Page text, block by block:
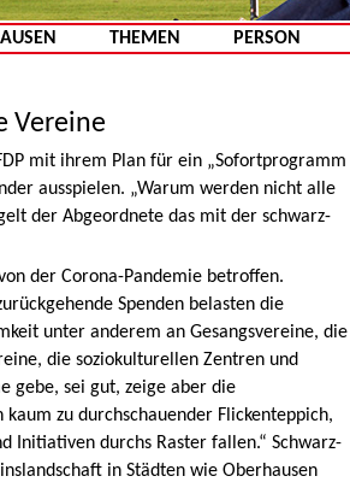
Zum Inhalt springen
THEMEN PERSON
Vereine
mit ihrem Plan für ein „Sofortprogramm
ausspielen. „Warum werden nicht alle
der Abgeordnete das mit der schwarz-
der Corona-Pandemie betroffen.
Spenden belasten die
unter anderem an Gesangsvereine, die
die soziokulturellen Zentren und
gebe, sei gut, zeige aber die
zu durchschauender Flickenteppich,
Initiativen durchs Raster fallen.“ Schwarz-
in Städten wie Oberhausen